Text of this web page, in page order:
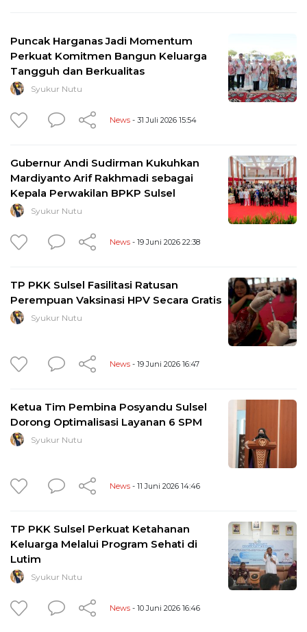
Puncak Harganas Jadi Momentum
Perkuat Komitmen Bangun Keluarga
Tangguh dan Berkualitas
Syukur Nutu
News - 31 Juli 2026 15:54
Gubernur Andi Sudirman Kukuhkan
Mardiyanto Arif Rakhmadi sebagai
Kepala Perwakilan BPKP Sulsel
Syukur Nutu
News - 19 Juni 2026 22:38
TP PKK Sulsel Fasilitasi Ratusan
Perempuan Vaksinasi HPV Secara Gratis
Syukur Nutu
News - 19 Juni 2026 16:47
Ketua Tim Pembina Posyandu Sulsel
Dorong Optimalisasi Layanan 6 SPM
Syukur Nutu
News - 11 Juni 2026 14:46
TP PKK Sulsel Perkuat Ketahanan
Keluarga Melalui Program Sehati di
Lutim
Syukur Nutu
News - 10 Juni 2026 16:46